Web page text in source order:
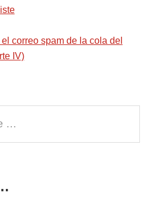
correo spam de la cola del
IV)